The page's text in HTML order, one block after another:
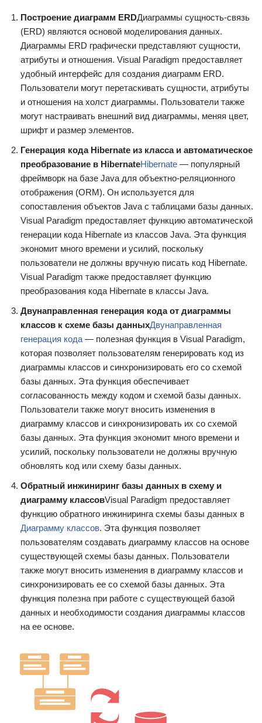
Построение диаграмм ERDДиаграммы сущность-связь
(ERD) являются основой моделирования данных.
Диаграммы ERD графически представляют сущности,
атрибуты и отношения. Visual Paradigm предоставляет
удобный интерфейс для создания диаграмм ERD.
Пользователи могут перетаскивать сущности, атрибуты
и отношения на холст диаграммы. Пользователи также
могут настраивать внешний вид диаграммы, меняя цвет,
шрифт и размер элементов.
Генерация кода Hibernate из класса и автоматическое
преобразование в HibernateHibernate — популярный
фреймворк на базе Java для объектно-реляционного
отображения (ORM). Он используется для
сопоставления объектов Java с таблицами базы данных.
Visual Paradigm предоставляет функцию автоматической
генерации кода Hibernate из классов Java. Эта функция
экономит много времени и усилий, поскольку
пользователи не должны вручную писать код Hibernate.
Visual Paradigm также предоставляет функцию
преобразования кода Hibernate в классы Java.
Двунаправленная генерация кода от диаграммы
классов к схеме базы данныхДвунаправленная
генерация кода — полезная функция в Visual Paradigm,
которая позволяет пользователям генерировать код из
диаграммы классов и синхронизировать его со схемой
базы данных. Эта функция обеспечивает
согласованность между кодом и схемой базы данных.
Пользователи также могут вносить изменения в
диаграмму классов и синхронизировать их со схемой
базы данных. Эта функция экономит много времени и
усилий, поскольку пользователи не должны вручную
обновлять код или схему базы данных.
Обратный инжиниринг базы данных в схему и
диаграмму классовVisual Paradigm предоставляет
функцию обратного инжиниринга схемы базы данных в
Диаграмму классов. Эта функция позволяет
пользователям создавать диаграмму классов на основе
существующей схемы базы данных. Пользователи
также могут вносить изменения в диаграмму классов и
синхронизировать ее со схемой базы данных. Эта
функция полезна при работе с существующей базой
данных и необходимости создания диаграммы классов
на ее основе.